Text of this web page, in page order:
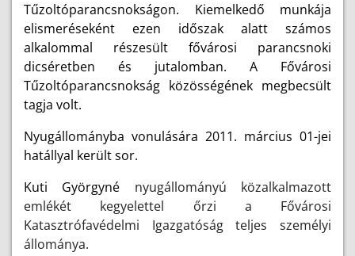
Tűzoltóparancsnokságon. Kiemelkedő munkája
elismeréseként ezen időszak alatt számos
alkalommal részesült fővárosi parancsnoki
dicséretben és jutalomban. A Fővárosi
Tűzoltóparancsnokság közösségének megbecsült
tagja volt.
Nyugállományba vonulására 2011. március 01-jei
hatállyal került sor.
Kuti Györgyné nyugállományú közalkalmazott
emlékét kegyelettel őrzi a Fővárosi
Katasztrófavédelmi Igazgatóság teljes személyi
állománya.